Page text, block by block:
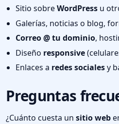
Sitio sobreWordPress u
Galerías, noticias o blog,
Correo @ tu dominio,
Diseño responsive
Enlaces a redes socialesy
Preguntas
¿Cuánto cuesta un sitio web